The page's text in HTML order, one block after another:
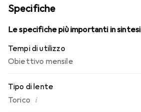
tutto il giorno con le lenti mensili.
Specifiche
Le specifiche più importanti in sintesi
Tempi di utilizzo
Obiettivo mensile
Tipo di lente
Torico i